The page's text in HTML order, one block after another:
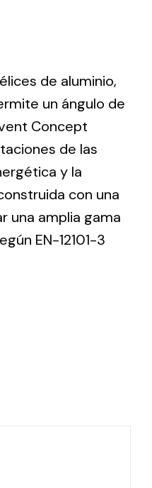
de aluminio,
un ángulo de
Concept
de las
y la
con una
una amplia gama
EN-12101-3